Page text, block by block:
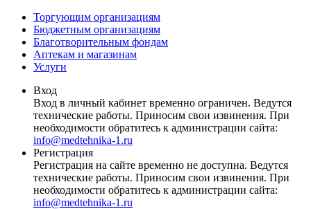
Торгующим организациям
Бюджетным организациям
Благотворительным фондам
Аптекам и магазинам
Услуги
Вход
Вход в личный кабинет временно ограничен. Ведутся
технические работы. Приносим свои извинения. При
необходимости обратитесь к администрации сайта:
info@medtehnika-1.ru
Регистрация
Регистрация на сайте временно не доступна. Ведутся
технические работы. Приносим свои извинения. При
необходимости обратитесь к администрации сайта:
info@medtehnika-1.ru